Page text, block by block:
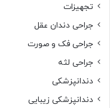
تجهیزات
جراحی دندان عقل
جراحی فک و صورت
جراحی لثه
دندانپزشکی
دندانپزشکی زیبایی